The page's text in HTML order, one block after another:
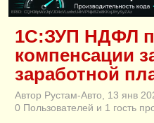
ERID: CQH36pWzJqVJD4xVLsnhcU4hVPNjkBZe8KKxjJiYySyZAz
1С:ЗУП НДФЛ
компенсации
заработной
Автор Рустам-Авто, 13 янв
0 Пользователей и 1 гость